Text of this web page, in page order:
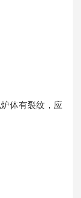
体有裂纹，应